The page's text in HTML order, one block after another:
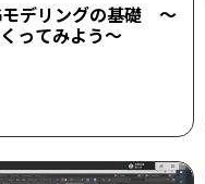
モデリングの基礎 ～
ってみよう～